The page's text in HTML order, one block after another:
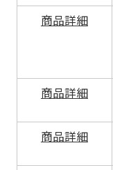
商品詳細
商品詳細
商品詳細